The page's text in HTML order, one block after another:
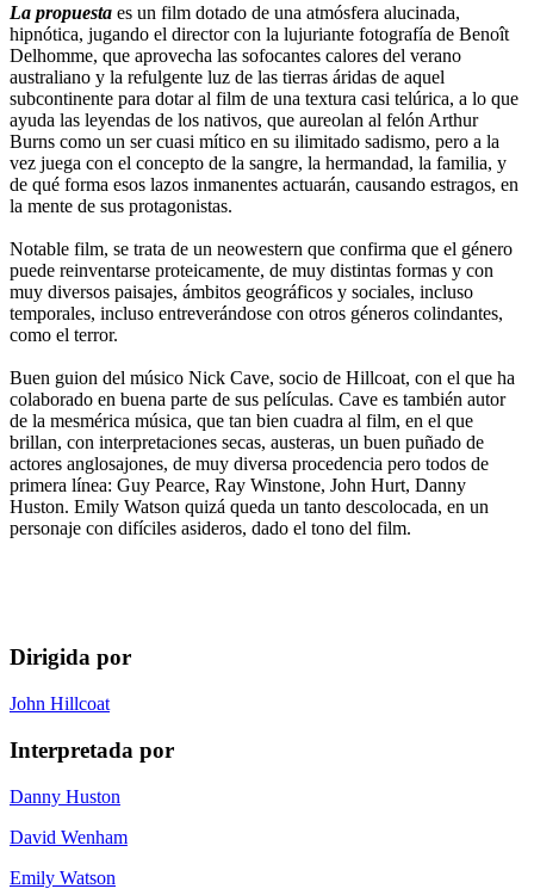
La propuesta es un film dotado de una atmósfera alucinada,
hipnótica, jugando el director con la lujuriante fotografía de Benoît
Delhomme, que aprovecha las sofocantes calores del verano
australiano y la refulgente luz de las tierras áridas de aquel
subcontinente para dotar al film de una textura casi telúrica, a lo que
ayuda las leyendas de los nativos, que aureolan al felón Arthur
Burns como un ser cuasi mítico en su ilimitado sadismo, pero a la
vez juega con el concepto de la sangre, la hermandad, la familia, y
de qué forma esos lazos inmanentes actuarán, causando estragos, en
la mente de sus protagonistas.
Notable film, se trata de un neowestern que confirma que el género
puede reinventarse proteicamente, de muy distintas formas y con
muy diversos paisajes, ámbitos geográficos y sociales, incluso
temporales, incluso entreverándose con otros géneros colindantes,
como el terror.
Buen guion del músico Nick Cave, socio de Hillcoat, con el que ha
colaborado en buena parte de sus películas. Cave es también autor
de la mesmérica música, que tan bien cuadra al film, en el que
brillan, con interpretaciones secas, austeras, un buen puñado de
actores anglosajones, de muy diversa procedencia pero todos de
primera línea: Guy Pearce, Ray Winstone, John Hurt, Danny
Huston. Emily Watson quizá queda un tanto descolocada, en un
personaje con difíciles asideros, dado el tono del film.
Dirigida por
John Hillcoat
Interpretada por
Danny Huston
David Wenham
Emily Watson